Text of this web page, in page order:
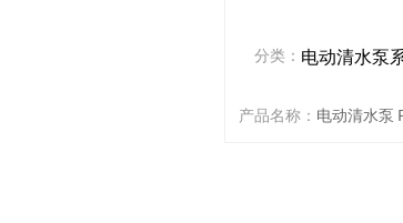
分类： 电动清水泵
产品名称： 电动清水泵